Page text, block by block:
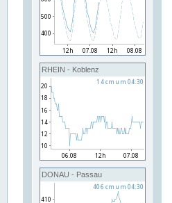
RHEIN - Koblenz
DONAU - Passau